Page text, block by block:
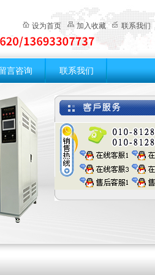
设为首页 加入收藏 联系我们
言咨询 联系我们